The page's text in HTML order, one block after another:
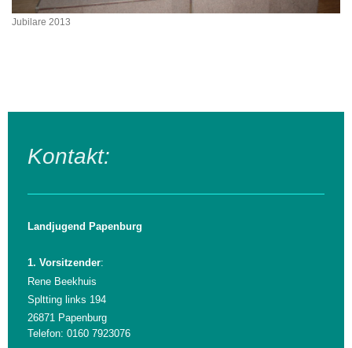
Jubilare 2013
Kontakt:
Landjugend Papenburg
1. Vorsitzender:
Rene Beekhuis
Spltting links 194
26871 Papenburg
Telefon: 0160 7923076